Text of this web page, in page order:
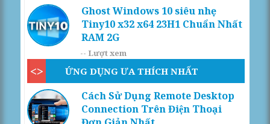
Ghost Windows 10 siêu nhẹ
Tiny10 x32 x64 23H1 Chuẩn Nhất
RAM 2G
-- Lượt xem
ỨNG DỤNG ƯA THÍCH NHẤT
Cách Sử Dụng Remote Desktop
Connection Trên Điện Thoại